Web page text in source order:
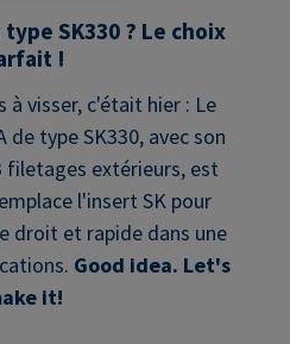
type SK330 ? Le choix
!
à visser, c'était hier : Le
de type SK330, avec son
filetages extérieurs, est
l'insert SK pour
droit et rapide dans une
Good idea. Let's
it!